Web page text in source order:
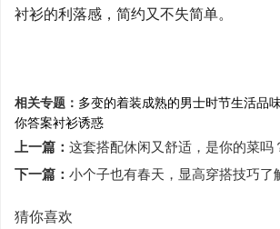
衬衫的利落感，简约又不失简单。
相关专题： 多变的着装成熟的男士时节生活品
你答案衬衫诱惑
上一篇： 这套搭配休闲又舒适，是你的菜吗
下一篇： 小个子也有春天，显高穿搭技巧了
猜你喜欢